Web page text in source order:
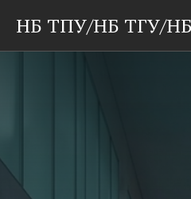
НБ ТПУ/НБ ТГУ/